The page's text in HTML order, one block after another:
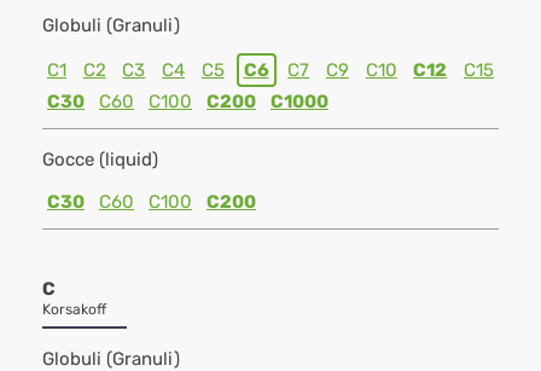
Globuli (Granuli)
C1 C2 C3 C4 C5 C6 C7 C9 C10 C12
C15
C30
C60 C100 C200 C1000
Gocce (liquid)
C30
C60 C100 C200
C
Korsakoff
Globuli (Granuli)